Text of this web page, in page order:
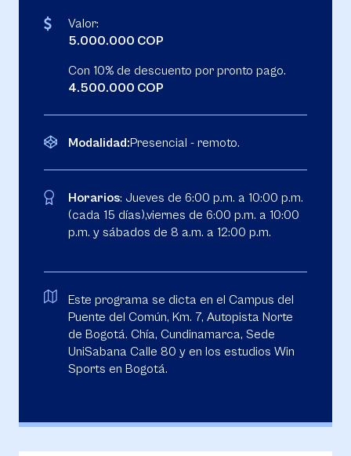
Valor:
5.000.000 COP
Con 10% de descuento por pronto pago.
4.500.000 COP
Modalidad:Presencial - remoto.
Horarios: Jueves de 6:00 p.m. a 10:00 p.m.
(cada 15 días),viernes de 6:00 p.m. a 10:00
p.m. y sábados de 8 a.m. a 12:00 p.m.
Este programa se dicta en el Campus del
Puente del Común, Km. 7, Autopista Norte
de Bogotá. Chía, Cundinamarca, Sede
UniSabana Calle 80 y en los estudios Win
Sports en Bogotá.